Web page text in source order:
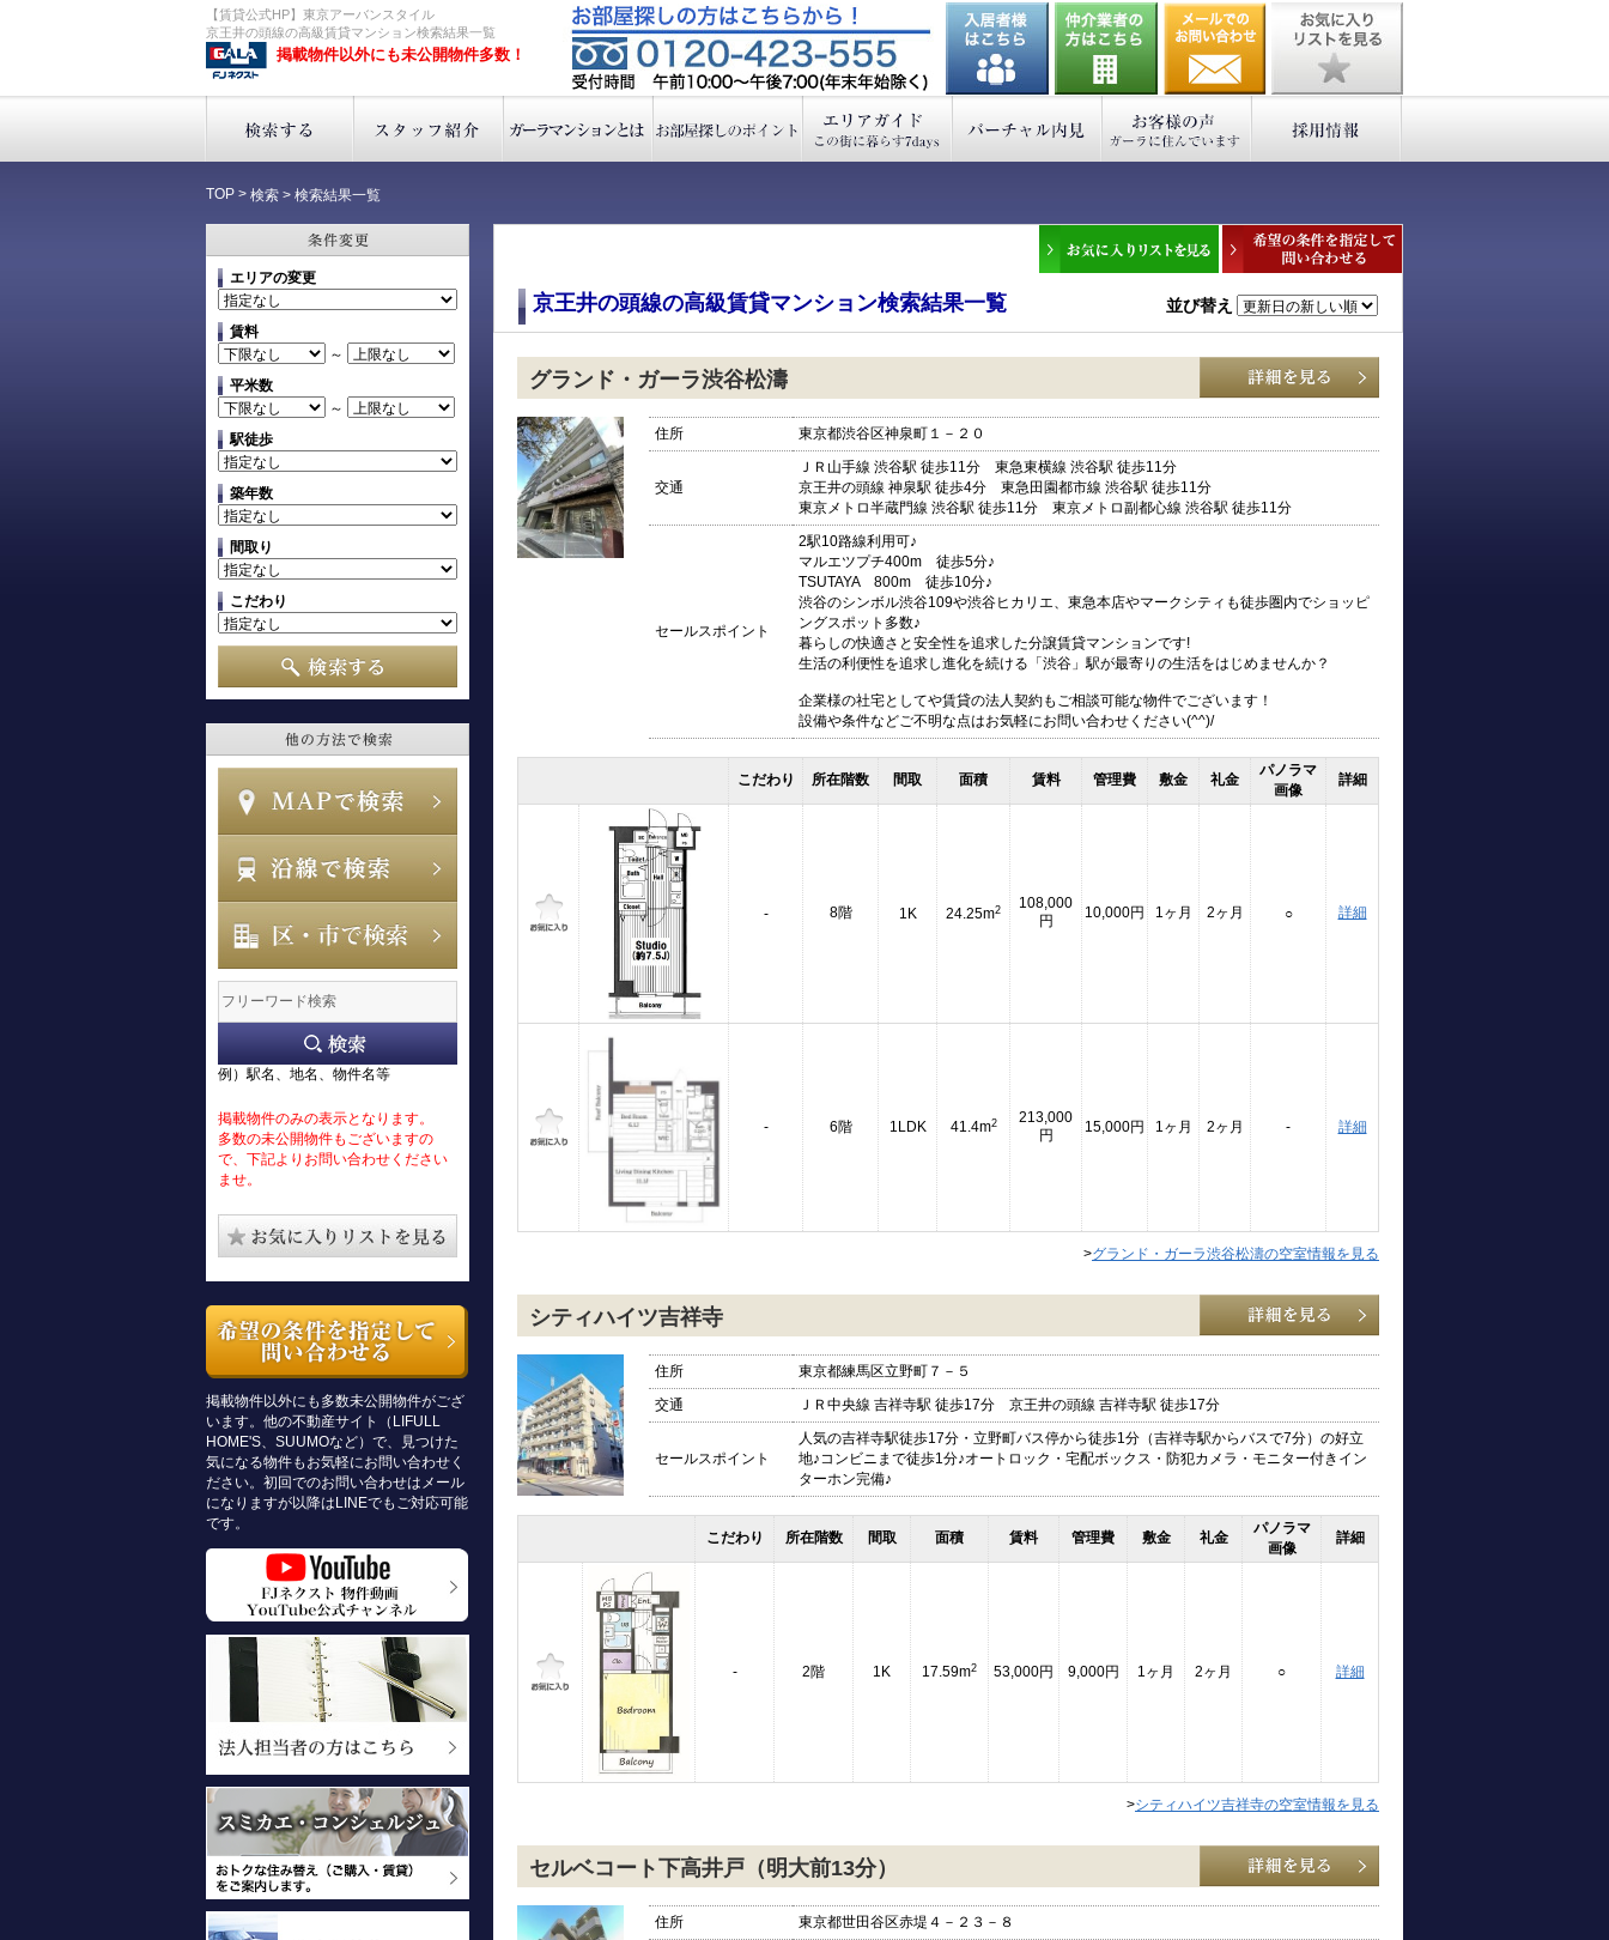
【賃貸公式HP】東京アーバンスタイル
京王井の頭線の高級賃貸マンション検索結果一覧
掲載物件以外にも未公開物件多数！
TOP > 検索 > 検索結果一覧
エリアの変更
賃料
～
平米数
～
駅徒歩
築年数
間取り
こだわり
例）駅名、地名、物件名等
掲載物件のみの表示となります。
多数の未公開物件もございますの
で、下記よりお問い合わせください
ませ。
掲載物件以外にも多数未公開物件がござ
います。他の不動産サイト（LIFULL
HOME'S、SUUMOなど）で、見つけた
気になる物件もお気軽にお問い合わせく
ださい。初回でのお問い合わせはメール
になりますが以降はLINEでもご対応可能
です。
京王井の頭線の高級賃貸マンション検索結果一覧 並び替え
グランド・ガーラ渋谷松濤
住所 東京都渋谷区神泉町１－２０
交通
ＪＲ山手線 渋谷駅 徒歩11分 東急東横線 渋谷駅 徒歩11分
京王井の頭線 神泉駅 徒歩4分 東急田園都市線 渋谷駅 徒歩11分
東京メトロ半蔵門線 渋谷駅 徒歩11分 東京メトロ副都心線 渋谷駅 徒歩11分
セールスポイント
2駅10路線利用可♪
マルエツプチ400m 徒歩5分♪
TSUTAYA 800m 徒歩10分♪
渋谷のシンボル渋谷109や渋谷ヒカリエ、東急本店やマークシティも徒歩圏内でショッピ
ングスポット多数♪
暮らしの快適さと安全性を追求した分譲賃貸マンションです!
生活の利便性を追求し進化を続ける「渋谷」駅が最寄りの生活をはじめませんか？
企業様の社宅としてや賃貸の法人契約もご相談可能な物件でございます！
設備や条件などご不明な点はお気軽にお問い合わせください(^^)/
こだわり 所在階数 間取 面積 賃料 管理費 敷金 礼金
パノラマ
画像
詳細
- 8階 1K 24.25m2
108,000
円
10,000円 1ヶ月 2ヶ月 ○ 詳細
- 6階 1LDK 41.4m2
213,000
円
15,000円 1ヶ月 2ヶ月 - 詳細
>グランド・ガーラ渋谷松濤の空室情報を見る
シティハイツ吉祥寺
住所
東京都練馬区立野町７－５
交通
ＪＲ中央線 吉祥寺駅 徒歩17分 京王井の頭線 吉祥寺駅 徒歩17分
セールスポイント
人気の吉祥寺駅徒歩17分・立野町バス停から徒歩1分（吉祥寺駅からバスで7分）の好立
地♪コンビニまで徒歩1分♪オートロック・宅配ボックス・防犯カメラ・モニター付きイン
ターホン完備♪
こだわり 所在階数 間取 面積 賃料 管理費 敷金 礼金
パノラマ
画像
詳細
- 2階 1K 17.59m2 53,000円 9,000円 1ヶ月 2ヶ月 ○ 詳細
>シティハイツ吉祥寺の空室情報を見る
セルベコート下高井戸（明大前13分）
住所 東京都世田谷区赤堤４－２３－８